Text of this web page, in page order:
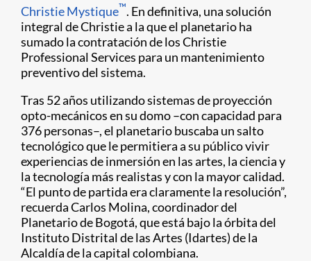
Christie Mystique™. En definitiva, una solución
integral de Christie a la que el planetario ha
sumado la contratación de los Christie
Professional Services para un mantenimiento
preventivo del sistema.
Tras 52 años utilizando sistemas de proyección
opto-mecánicos en su domo –con capacidad para
376 personas–, el planetario buscaba un salto
tecnológico que le permitiera a su público vivir
experiencias de inmersión en las artes, la ciencia y
la tecnología más realistas y con la mayor calidad.
“El punto de partida era claramente la resolución”,
recuerda Carlos Molina, coordinador del
Planetario de Bogotá, que está bajo la órbita del
Instituto Distrital de las Artes (Idartes) de la
Alcaldía de la capital colombiana.